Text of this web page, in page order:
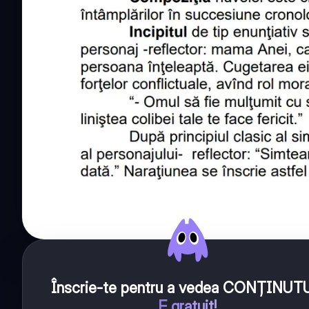
Înscrie-te pentru a vedea